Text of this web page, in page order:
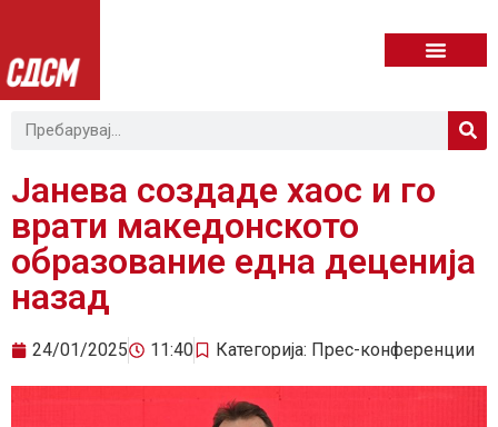
Јанева создаде хаос и го
врати македонското
образование една деценија
назад
24/01/2025 11:40 Категорија: Прес-конференции